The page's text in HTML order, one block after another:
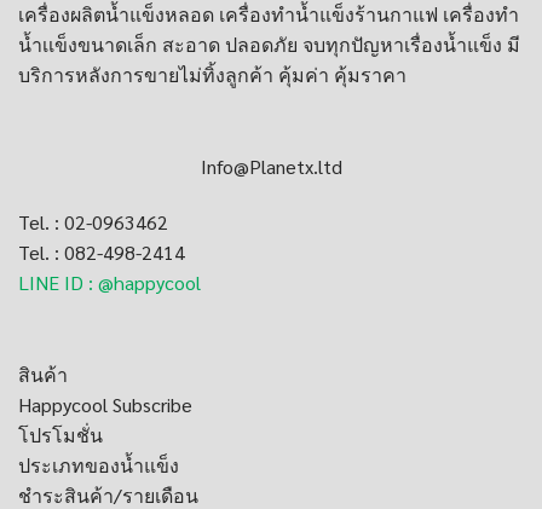
เครื่องผลิตน้ำแข็งหลอด เครื่องทําน้ำแข็งร้านกาแฟ เครื่องทำ
น้ำเเข็งขนาดเล็ก สะอาด ปลอดภัย จบทุกปัญหาเรื่องน้ำแข็ง มี
บริการหลังการขายไม่ทิ้งลูกค้า คุ้มค่า คุ้มราคา
Info@Planetx.ltd
Tel. : 02-0963462
Tel. : 082-498-2414
LINE ID : @happycool
สินค้า
Happycool Subscribe
โปรโมชั่น
ประเภทของน้ำแข็ง
ชำระสินค้า/รายเดือน